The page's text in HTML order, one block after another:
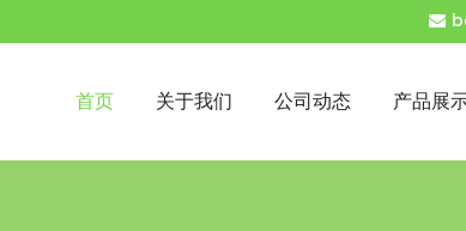
首页 关于我们 公司动态 产品展